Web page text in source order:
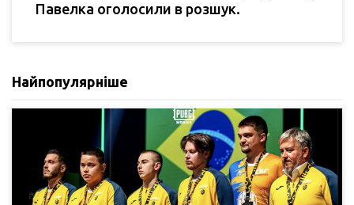
Павелка оголосили в розшук.
Найпопулярніше